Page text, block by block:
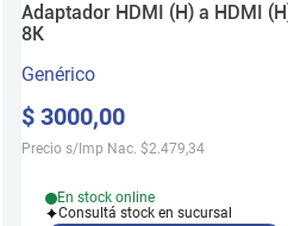
Adaptador HDMI (H) a HDMI
8K
Genérico
$ 3000,00
Precio s/Imp Nac. $2.479,34
En stock online
Consultá stock en sucursal